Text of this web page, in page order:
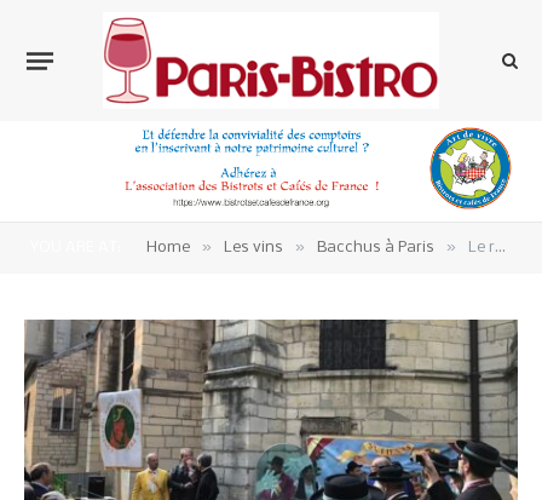
Home » Les vins » Bacchus à Paris » Le retour de la Saint-Juliénas des Prés le 10 septembre